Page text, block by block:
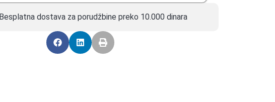
Besplatna dostava za porudžbine preko 10.000 dinara